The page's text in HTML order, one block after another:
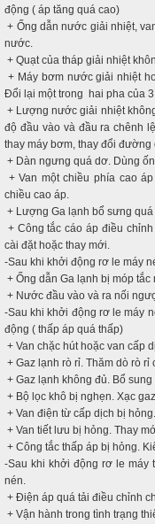
động ( áp tăng quá cao)
+ Ống dẫn nước giải nhiệt,
nước.
+ Quạt của tháp giải nhiệt
+ Máy bơm nước giải nhiệt
Đổi lại một trong hai pha của
+ Lượng nước giải nhiệt
độ đầu vào và đầu ra chênh
thay máy bơm, thay đổi
+ Dàn ngưng quá dơ. Dùng
+ Van một chiều phía cao
chiều cao áp.
+ Lượng Ga lạnh bổ sưng
+ Công tắc cáo áp điều
cài đặt hoặc thay mới.
-Sau khi khởi động rơ le máy
+ Ống dẫn Ga lạnh bị móp
+ Nước đầu vào và ra nối
-Sau khi khởi động rơ le máy
động ( thấp áp quá thấp)
+ Van chặc hút hoặc van cấp
+ Gaz lạnh rò rỉ. Thăm dò rò rỉ
+ Gaz lạnh không đủ. Bổ
+ Bộ lọc khô bị nghẹn. Xạc
+ Van điện từ cấp dịch bị
+ Van tiết lưu bị hỏng. Thay
+ Công tắc thấp áp bị hỏng.
-Sau khi khởi động rơ le máy
nén.
+ Điện áp quá tải điều chỉnh
+ Vận hành trong tình trạng